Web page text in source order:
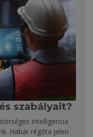
szabályait?
intelligencia
Habár régóta jelen